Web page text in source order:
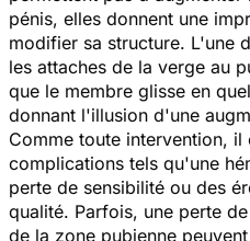
pénis, elles donnent une
modifier sa structure. L'une
les attaches de la verge au
que le membre glisse en
donnant l'illusion d'une
Comme toute intervention, il
complications tels qu'une
perte de sensibilité ou des
qualité. Parfois, une perte
de la zone pubienne